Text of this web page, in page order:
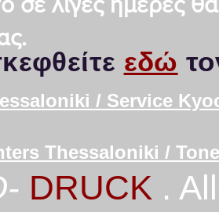
εδώ
/ Service
Thessaloniki /
DRUCK .